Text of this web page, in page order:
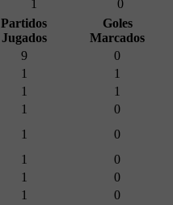
1
0
Partidos
Jugados
Goles
Marcados
9
0
1
1
1
1
1
0
1
0
1
0
1
0
1
0